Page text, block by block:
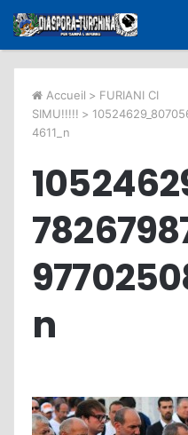
Accueil > FURIANI CI
SIMU!!!!! >
4611_n
n